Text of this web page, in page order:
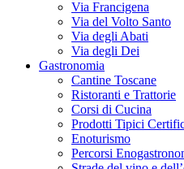
Via Francigena
Via del Volto Santo
Via degli Abati
Via degli Dei
Gastronomia
Cantine Toscane
Ristoranti e Trattorie
Corsi di Cucina
Prodotti Tipici
Enoturismo
Percorsi